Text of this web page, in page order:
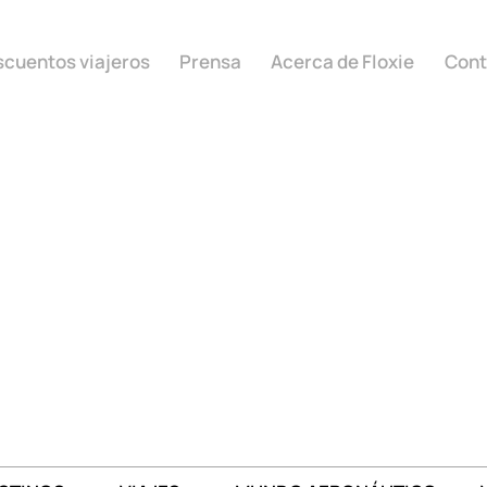
viajeros Prensa Acerca de Floxie